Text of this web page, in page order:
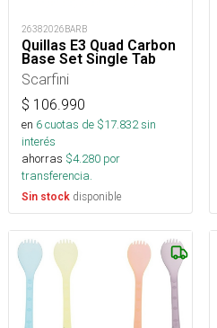
26382026BARB
Quillas E3 Quad Carbon
Base Set Single Tab
Scarfini
$ 106.990
en 6cuotas de $17.832sin
interés
ahorras $4.280 por
transferencia.
Sin stock disponible